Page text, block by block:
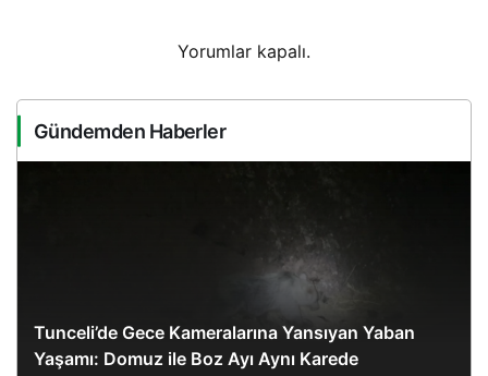
Yorumlar kapalı.
Gündemden Haberler
Tunceli’de Gece Kameralarına Yansıyan Yaban
Yaşamı: Domuz ile Boz Ayı Aynı Karede